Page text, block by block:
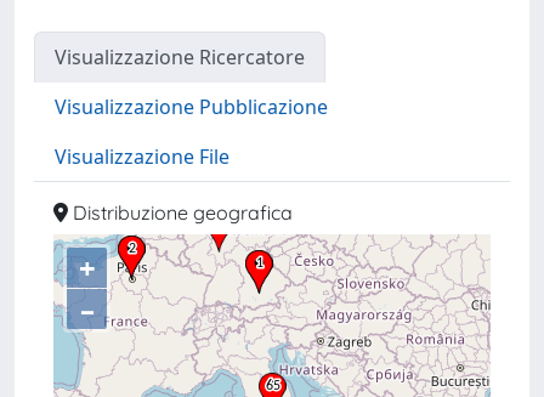
Visualizzazione Ricercatore
Visualizzazione Pubblicazione
Visualizzazione File
Distribuzione geografica
+
–